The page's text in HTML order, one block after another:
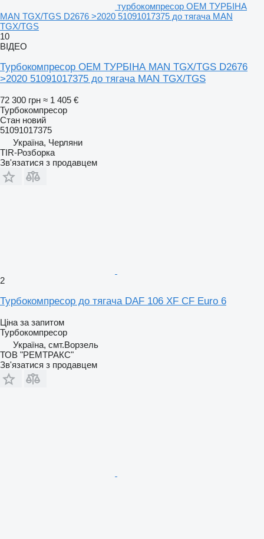
турбокомпресор OEM ТУРБІНА
MAN TGX/TGS D2676 >2020 51091017375 до тягача MAN
TGX/TGS
10
ВІДЕО
Турбокомпресор OEM ТУРБІНА MAN TGX/TGS D2676
>2020 51091017375 до тягача MAN TGX/TGS
72 300 грн ≈ 1 405 €
Турбокомпресор
Стан новий
51091017375
Україна, Черляни
TIR-Розборка
Зв'язатися з продавцем
2
Турбокомпресор до тягача DAF 106 XF CF Euro 6
Ціна за запитом
Турбокомпресор
Україна, смт.Ворзель
ТОВ "РЕМТРАКС"
Зв'язатися з продавцем